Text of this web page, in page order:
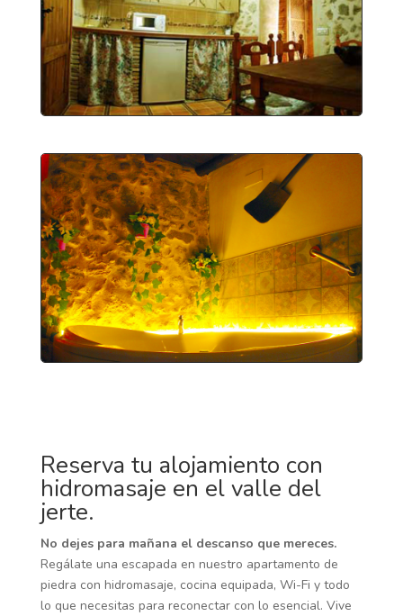
Reserva tu alojamiento con
hidromasaje en el valle del
jerte.
No dejes para mañana el descanso que mereces.
Regálate una escapada en nuestro apartamento de
piedra con hidromasaje, cocina equipada, Wi-Fi y todo
lo que necesitas para reconectar con lo esencial. Vive